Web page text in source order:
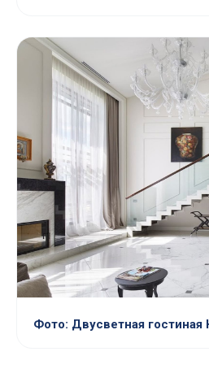
Фото: Двусветная гостиная